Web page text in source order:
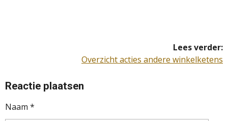
Lees verder:
Overzicht acties andere winkelketens
Reactie plaatsen
Naam *